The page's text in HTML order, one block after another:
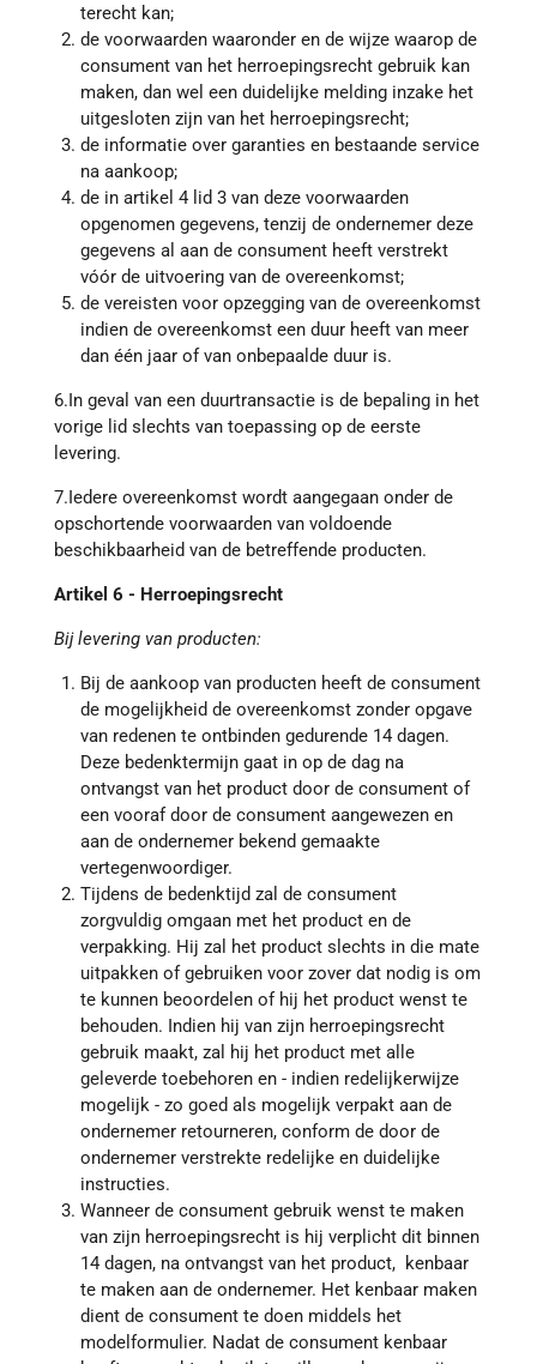
terecht kan;
de voorwaarden waaronder en de wijze waarop de
consument van het herroepingsrecht gebruik kan
maken, dan wel een duidelijke melding inzake het
uitgesloten zijn van het herroepingsrecht;
de informatie over garanties en bestaande service
na aankoop;
de in artikel 4 lid 3 van deze voorwaarden
opgenomen gegevens, tenzij de ondernemer deze
gegevens al aan de consument heeft verstrekt
vóór de uitvoering van de overeenkomst;
de vereisten voor opzegging van de overeenkomst
indien de overeenkomst een duur heeft van meer
dan één jaar of van onbepaalde duur is.
6.In geval van een duurtransactie is de bepaling in het
vorige lid slechts van toepassing op de eerste
levering.
7.Iedere overeenkomst wordt aangegaan onder de
opschortende voorwaarden van voldoende
beschikbaarheid van de betreffende producten.
Artikel 6 - Herroepingsrecht
Bij levering van producten:
Bij de aankoop van producten heeft de consument
de mogelijkheid de overeenkomst zonder opgave
van redenen te ontbinden gedurende 14 dagen.
Deze bedenktermijn gaat in op de dag na
ontvangst van het product door de consument of
een vooraf door de consument aangewezen en
aan de ondernemer bekend gemaakte
vertegenwoordiger.
Tijdens de bedenktijd zal de consument
zorgvuldig omgaan met het product en de
verpakking. Hij zal het product slechts in die mate
uitpakken of gebruiken voor zover dat nodig is om
te kunnen beoordelen of hij het product wenst te
behouden. Indien hij van zijn herroepingsrecht
gebruik maakt, zal hij het product met alle
geleverde toebehoren en - indien redelijkerwijze
mogelijk - zo goed als mogelijk verpakt aan de
ondernemer retourneren, conform de door de
ondernemer verstrekte redelijke en duidelijke
instructies.
Wanneer de consument gebruik wenst te maken
van zijn herroepingsrecht is hij verplicht dit binnen
14 dagen, na ontvangst van het product, kenbaar
te maken aan de ondernemer. Het kenbaar maken
dient de consument te doen middels het
modelformulier. Nadat de consument kenbaar